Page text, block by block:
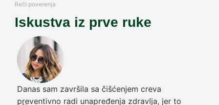
Reči poverenja
Iskustva iz prve ruke
Danas sam završila sa čišćenjem creva
preventivno radi unapređenja zdravlja, jer to